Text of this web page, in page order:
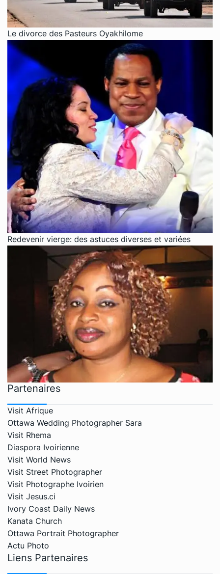
Le divorce des Pasteurs Oyakhilome
Redevenir vierge: des astuces diverses et variées
Partenaires
Visit Afrique
Ottawa Wedding Photographer Sara
Visit Rhema
Diaspora Ivoirienne
Visit World News
Visit Street Photographer
Visit Photographe Ivoirien
Visit Jesus.ci
Ivory Coast Daily News
Kanata Church
Ottawa Portrait Photographer
Actu Photo
Liens Partenaires